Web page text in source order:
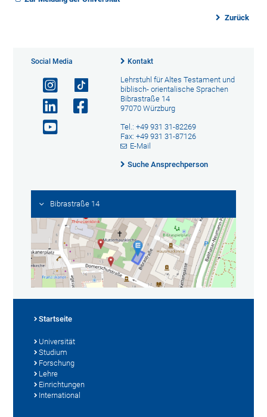
Zurück
Social Media Kontakt
Lehrstuhl für Altes Testament und
biblisch- orientalische Sprachen
Bibrastraße 14
97070 Würzburg
Tel.: +49 931 31-82269
Fax: +49 931 31-87126
E-Mail
Suche Ansprechperson
Bibrastraße 14
Startseite
Universität
Studium
Forschung
Lehre
Einrichtungen
International